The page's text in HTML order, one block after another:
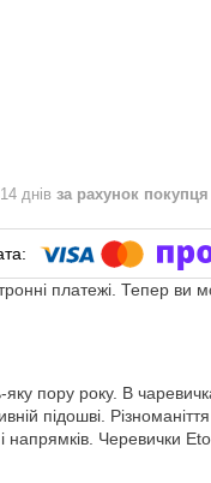
днів за рахунок покупця
платежі. Тепер ви
пору року. В
підошві.
напрямків. Черевички